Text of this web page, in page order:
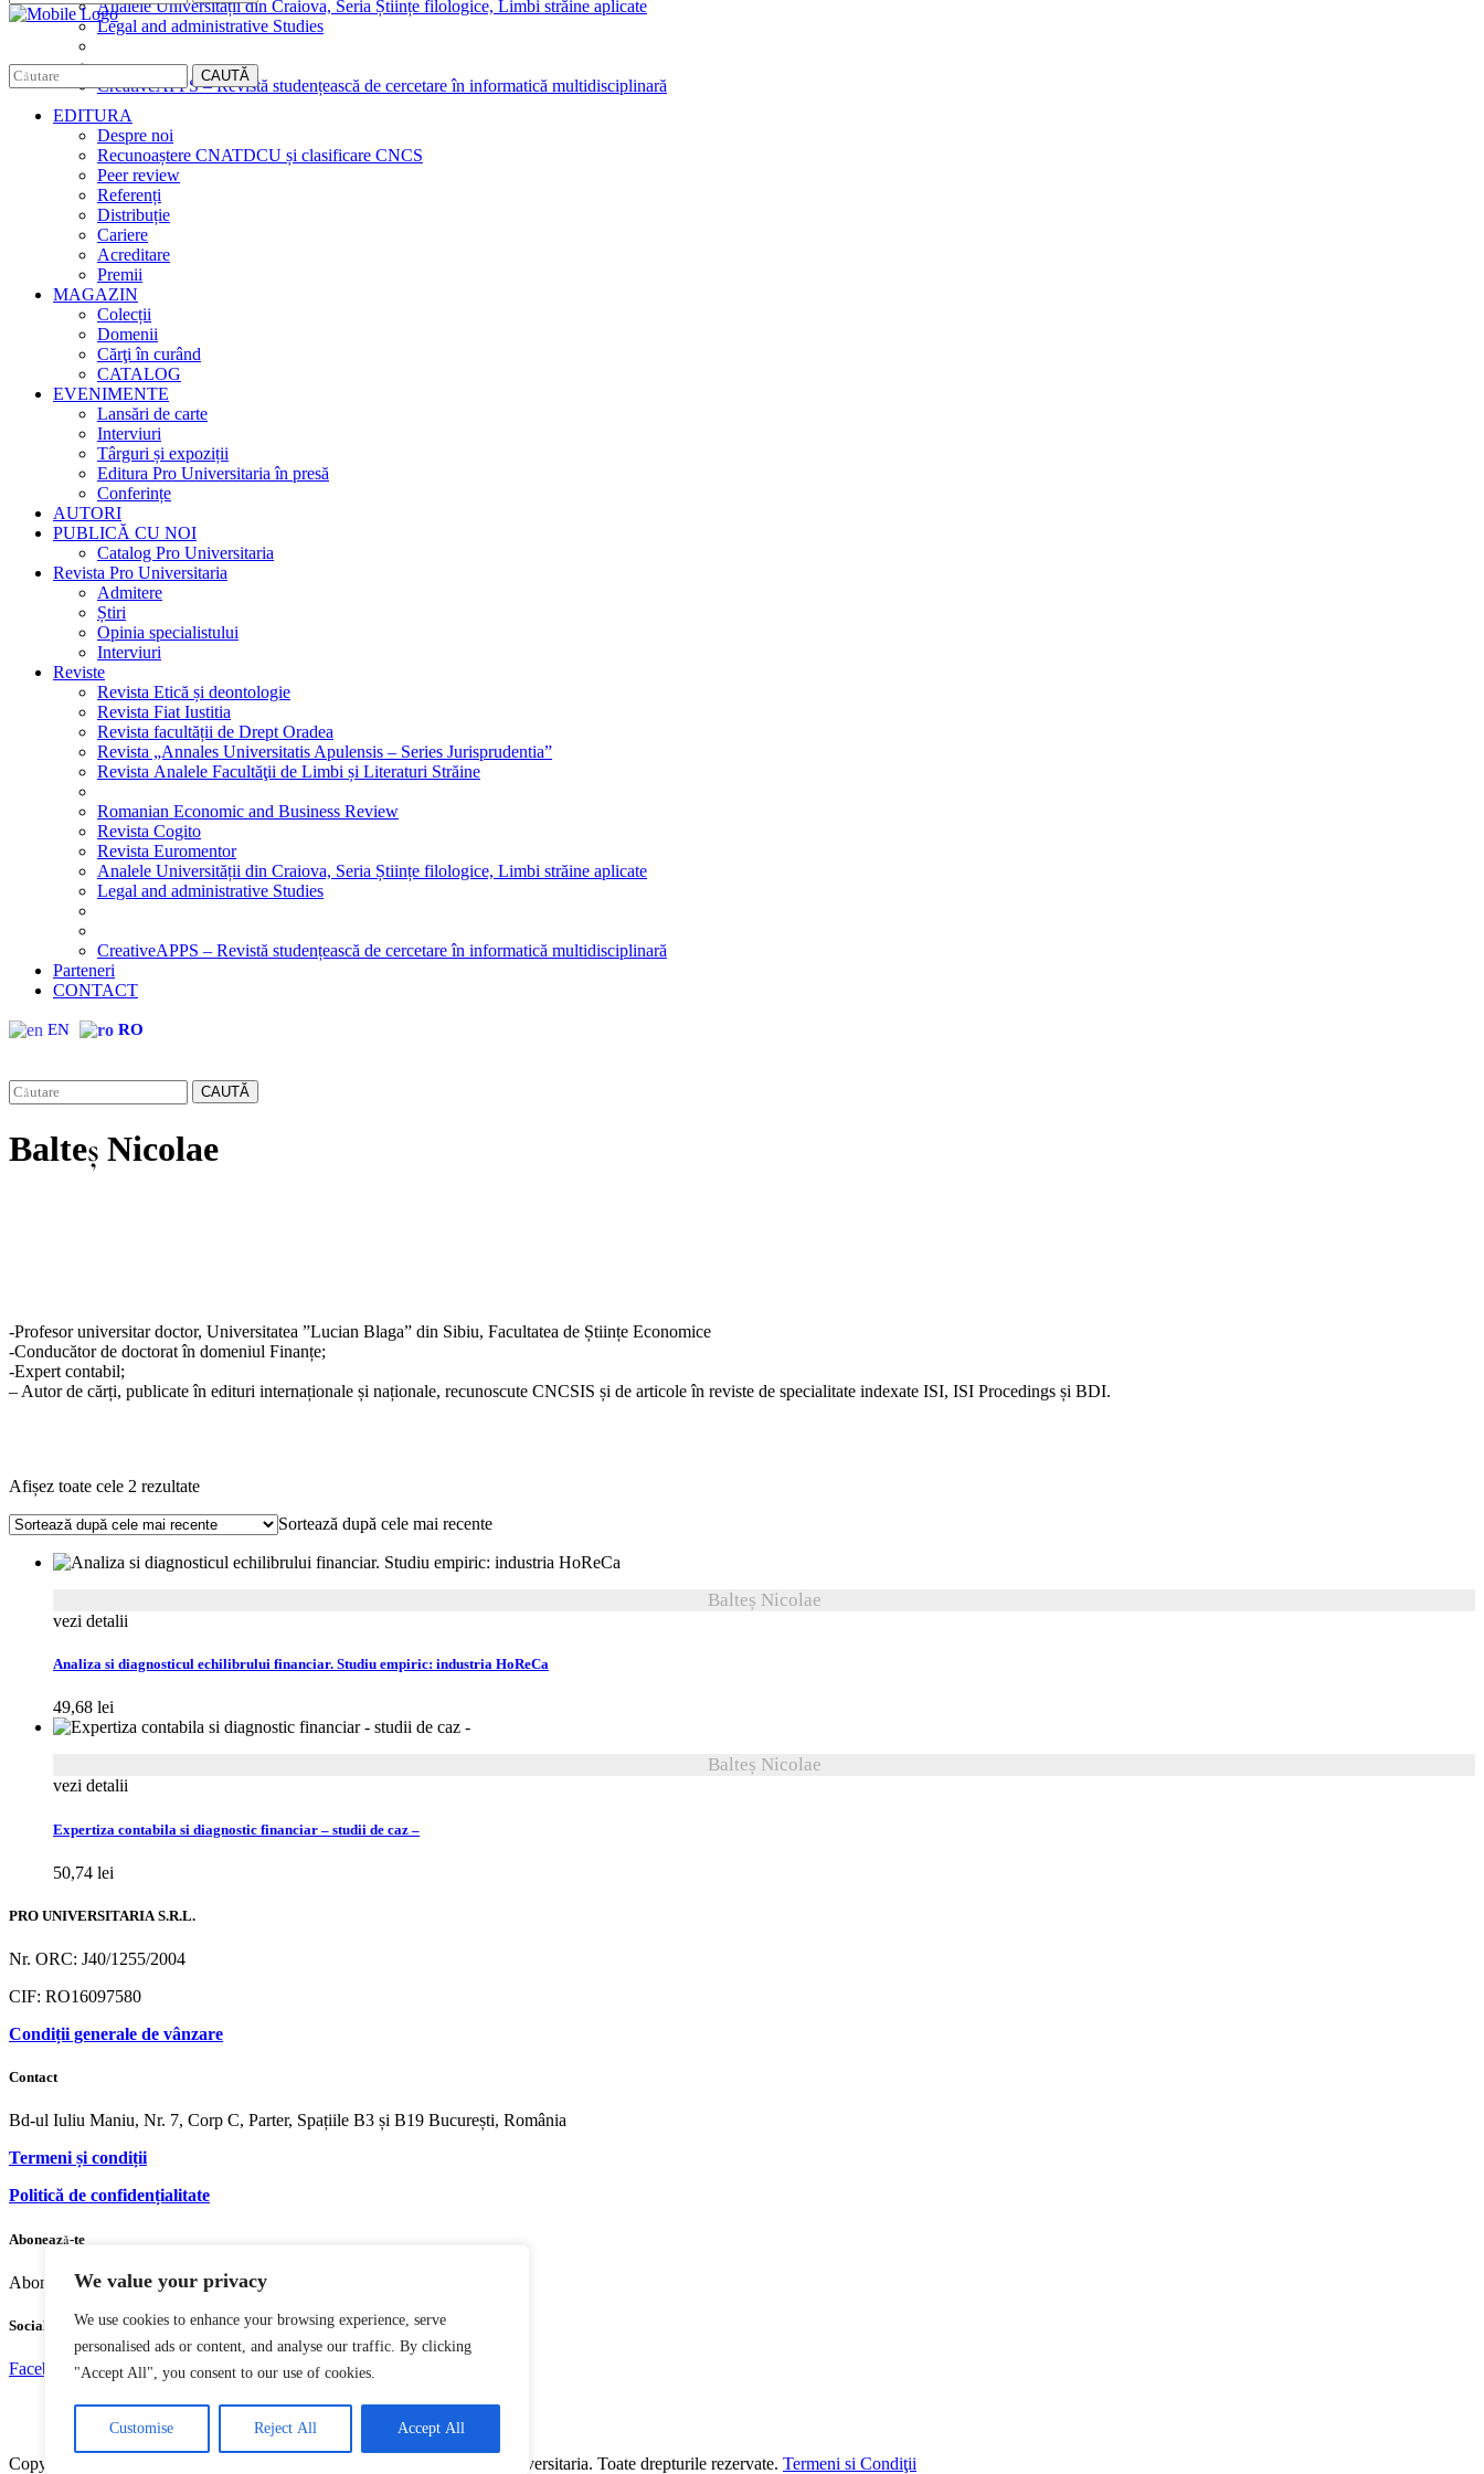
We value your privacy
We use cookies to enhance your browsing experience, serve
personalised ads or content, and analyse our traffic. By clicking
"Accept All", you consent to our use of cookies.
Customise Reject All Accept All
Analele Universității din Craiova, Seria Științe filologice, Limbi străine aplicate
Legal and administrative Studies
CreativeAPPS – Revistă studențească de cercetare în informatică multidisciplinară
CAUTĂ
EDITURA
Despre noi
Recunoaștere CNATDCU și clasificare CNCS
Peer review
Referenți
Distribuție
Cariere
Acreditare
Premii
MAGAZIN
Colecții
Domenii
Cărţi în curând
CATALOG
EVENIMENTE
Lansări de carte
Interviuri
Târguri și expoziții
Editura Pro Universitaria în presă
Conferințe
AUTORI
PUBLICĂ CU NOI
Catalog Pro Universitaria
Revista Pro Universitaria
Admitere
Știri
Opinia specialistului
Interviuri
Reviste
Revista Etică și deontologie
Revista Fiat Iustitia
Revista facultății de Drept Oradea
Revista „Annales Universitatis Apulensis – Series Jurisprudentia”
Revista Analele Facultăţii de Limbi și Literaturi Străine
Romanian Economic and Business Review
Revista Cogito
Revista Euromentor
Analele Universității din Craiova, Seria Științe filologice, Limbi străine aplicate
Legal and administrative Studies
CreativeAPPS – Revistă studențească de cercetare în informatică multidisciplinară
Parteneri
CONTACT
EN RO
CAUTĂ
Balteș Nicolae
-Profesor universitar doctor, Universitatea ”Lucian Blaga” din Sibiu, Facultatea de Științe Economice
-Conducător de doctorat în domeniul Finanțe;
-Expert contabil;
– Autor de cărți, publicate în edituri internaționale și naționale, recunoscute CNCSIS și de articole în reviste de specialitate indexate ISI, ISI Procedings și BDI.
Afișez toate cele 2 rezultateSortat
cele
recente
Sortează după cele mai recente
Balteș Nicolae
vezi detalii
Analiza si diagnosticul echilibrului financiar. Studiu empiric: industria HoReCa
49,68 lei
Balteș Nicolae
vezi detalii
Expertiza contabila si diagnostic financiar – studii de caz –
50,74 lei
PRO UNIVERSITARIA S.R.L.
Nr. ORC: J40/1255/2004
CIF: RO16097580
Condiții generale de vânzare
Contact
Bd-ul Iuliu Maniu, Nr. 7, Corp C, Parter, Spațiile B3 și B19 București, România
Termeni și condiții
Politică de confidențialitate
Abonează-te
Abonează-te pentru ultimele informații
Social media
FacebookYoutubeInstagram
Copyright © 2004 – 2023 Editura acreditată CNCS | CNATDCU Pro Universitaria. Toate drepturile rezervate. Termeni si Condiţii